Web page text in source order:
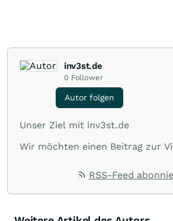
inv3st.de
0 Follower
Autor folgen
Unser Ziel mit inv3st.de
Wir möchten einen Beitrag zur
Kapitalmarkt leisten und
börsennotierten Unternehmen
RSS-Feed